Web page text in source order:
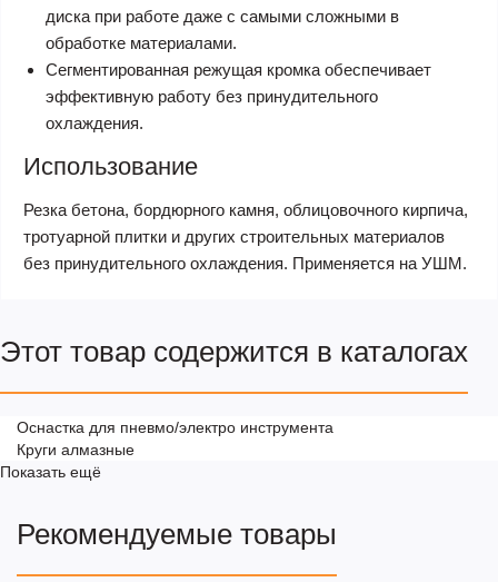
диска при работе даже с самыми сложными в
обработке материалами.
Сегментированная режущая кромка обеспечивает
эффективную работу без принудительного
охлаждения.
Использование
Резка бетона, бордюрного камня, облицовочного кирпича,
тротуарной плитки и других строительных материалов
без принудительного охлаждения. Применяется на УШМ.
Этот товар содержится в каталогах
Оснастка для пневмо/электро инструмента
Круги алмазные
Показать ещё
Рекомендуемые товары